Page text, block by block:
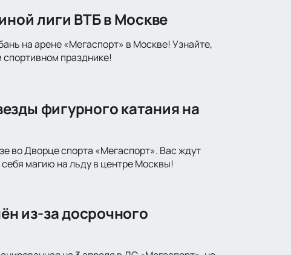
лиги ВТБ в Москве
на арене «Мегаспорт» в Москве! Узнайте,
празднике!
фигурного катания на
во Дворце спорта «Мегаспорт». Вас ждут
магию на льду в центре Москвы!
из-за досрочного